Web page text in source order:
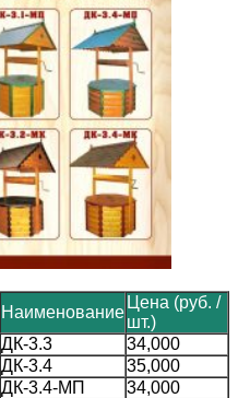
Наименование
Цена (руб. /
шт.)
ДК-3.3
34,000
ДК-3.4
35,000
ДК-3.4-МП
34,000